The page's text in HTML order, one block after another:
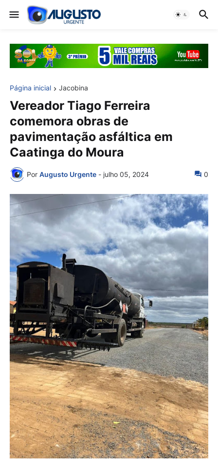
Página inicial Jacobina
Vereador Tiago Ferreira
comemora obras de
pavimentação asfáltica em
Caatinga do Moura
Por Augusto Urgente - julho 05, 2024 0